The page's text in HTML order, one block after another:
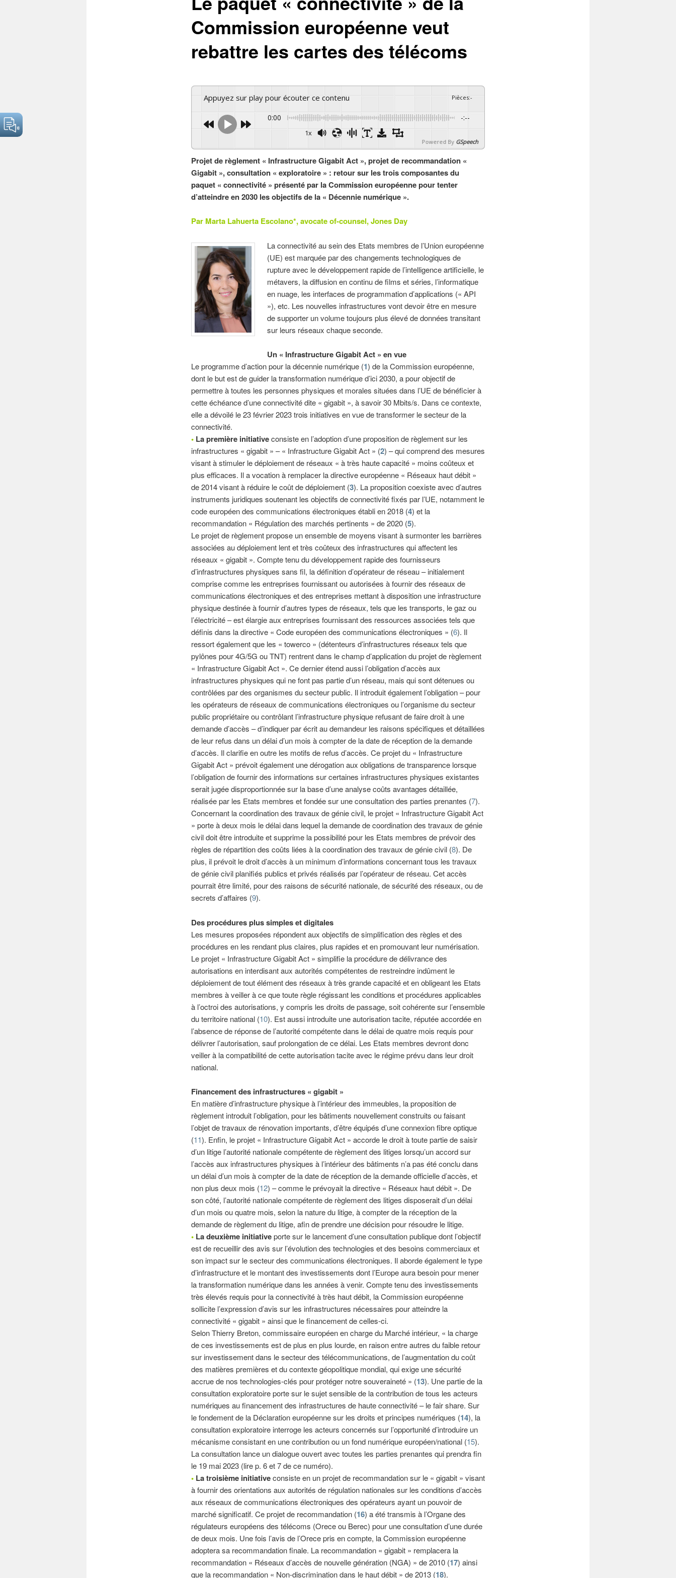
Commission européenne veut
rebattre les cartes des télécoms
Appuyez sur play pour écouter ce contenu Pièces:-
0:00 -:--
1x
Powered By GSpeech
Projet de règlement « Infrastructure Gigabit Act », projet de recommandation «
Gigabit », consultation « exploratoire » : retour sur les trois composantes du
paquet « connectivité » présenté par la Commission européenne pour tenter
d’atteindre en 2030 les objectifs de la « Décennie numérique ».
Par Marta Lahuerta Escolano*, avocate of-counsel, Jones Day
La connectivité au sein des Etats membres de l’Union européenne
(UE) est marquée par des changements technologiques de
rupture avec le développement rapide de l’intelligence artificielle, le
métavers, la diffusion en continu de films et séries, l’informatique
en nuage, les interfaces de programmation d’applications (« API
»), etc. Les nouvelles infrastructures vont devoir être en mesure
de supporter un volume toujours plus élevé de données transitant
sur leurs réseaux chaque seconde.
Un « Infrastructure Gigabit Act » en vue
Le programme d’action pour la décennie numérique (1) de la Commission européenne,
dont le but est de guider la transformation numérique d’ici 2030, a pour objectif de
permettre à toutes les personnes physiques et morales situées dans l’UE de bénéficier à
cette échéance d’une connectivité dite « gigabit », à savoir 30 Mbits/s. Dans ce contexte,
elle a dévoilé le 23 février 2023 trois initiatives en vue de transformer le secteur de la
connectivité.
• La première initiativeconsiste en l’adoption d’une proposition de règlement sur les
infrastructures « gigabit » – « Infrastructure Gigabit Act » (2) – qui comprend des mesures
visant à stimuler le déploiement de réseaux « à très haute capacité » moins coûteux et
plus efficaces. Il a vocation à remplacer la directive européenne « Réseaux haut débit »
de 2014 visant à réduire le coût de déploiement (3). La proposition coexiste avec d’autres
instruments juridiques soutenant les objectifs de connectivité fixés par l’UE, notamment le
code européen des communications électroniques établi en 2018 (4) et la
recommandation « Régulation des marchés pertinents » de 2020 (5).
Le projet de règlement propose un ensemble de moyens visant à surmonter les barrières
associées au déploiement lent et très coûteux des infrastructures qui affectent les
réseaux « gigabit ». Compte tenu du développement rapide des fournisseurs
d’infrastructures physiques sans fil, la définition d’opérateur de réseau – initialement
comprise comme les entreprises fournissant ou autorisées à fournir des réseaux de
communications électroniques et des entreprises mettant à disposition une infrastructure
physique destinée à fournir d’autres types de réseaux, tels que les transports, le gaz ou
l’électricité – est élargie aux entreprises fournissant des ressources associées tels que
définis dans la directive « Code européen des communications électroniques » (6). Il
ressort également que les « towerco » (détenteurs d’infrastructures réseaux tels que
pylônes pour 4G/5G ou TNT) rentrent dans le champ d’application du projet de règlement
« Infrastructure Gigabit Act ». Ce dernier étend aussi l’obligation d’accès aux
infrastructures physiques qui ne font pas partie d’un réseau, mais qui sont détenues ou
contrôlées par des organismes du secteur public. Il introduit également l’obligation – pour
les opérateurs de réseaux de communications électroniques ou l’organisme du secteur
public propriétaire ou contrôlant l’infrastructure physique refusant de faire droit à une
demande d’accès – d’indiquer par écrit au demandeur les raisons spécifiques et détaillées
de leur refus dans un délai d’un mois à compter de la date de réception de la demande
d’accès. Il clarifie en outre les motifs de refus d’accès. Ce projet du « Infrastructure
Gigabit Act » prévoit également une dérogation aux obligations de transparence lorsque
l’obligation de fournir des informations sur certaines infrastructures physiques existantes
serait jugée disproportionnée sur la base d’une analyse coûts avantages détaillée,
réalisée par les Etats membres et fondée sur une consultation des parties prenantes (7).
Concernant la coordination des travaux de génie civil, le projet « Infrastructure Gigabit Act
» porte à deux mois le délai dans lequel la demande de coordination des travaux de génie
civil doit être introduite et supprime la possibilité pour les Etats membres de prévoir des
règles de répartition des coûts liées à la coordination des travaux de génie civil (8). De
plus, il prévoit le droit d’accès à un minimum d’informations concernant tous les travaux
de génie civil planifiés publics et privés réalisés par l’opérateur de réseau. Cet accès
pourrait être limité, pour des raisons de sécurité nationale, de sécurité des réseaux, ou de
secrets d’affaires (9).
Des procédures plus simples et digitales
Les mesures proposées répondent aux objectifs de simplification des règles et des
procédures en les rendant plus claires, plus rapides et en promouvant leur numérisation.
Le projet « Infrastructure Gigabit Act » simplifie la procédure de délivrance des
autorisations en interdisant aux autorités compétentes de restreindre indûment le
déploiement de tout élément des réseaux à très grande capacité et en obligeant les Etats
membres à veiller à ce que toute règle régissant les conditions et procédures applicables
à l’octroi des autorisations, y compris les droits de passage, soit cohérente sur l’ensemble
du territoire national (10). Est aussi introduite une autorisation tacite, réputée accordée en
l’absence de réponse de l’autorité compétente dans le délai de quatre mois requis pour
délivrer l’autorisation, sauf prolongation de ce délai. Les Etats membres devront donc
veiller à la compatibilité de cette autorisation tacite avec le régime prévu dans leur droit
national.
Financement des infrastructures « gigabit »
En matière d’infrastructure physique à l’intérieur des immeubles, la proposition de
règlement introduit l’obligation, pour les bâtiments nouvellement construits ou faisant
l’objet de travaux de rénovation importants, d’être équipés d’une connexion fibre optique
(11). Enfin, le projet « Infrastructure Gigabit Act » accorde le droit à toute partie de saisir
d’un litige l’autorité nationale compétente de règlement des litiges lorsqu’un accord sur
l’accès aux infrastructures physiques à l’intérieur des bâtiments n’a pas été conclu dans
un délai d’un mois à compter de la date de réception de la demande officielle d’accès, et
non plus deux mois (12) – comme le prévoyait la directive « Réseaux haut débit ». De
son côté, l’autorité nationale compétente de règlement des litiges disposerait d’un délai
d’un mois ou quatre mois, selon la nature du litige, à compter de la réception de la
demande de règlement du litige, afin de prendre une décision pour résoudre le litige.
•La deuxième initiativeporte sur le lancement d’une consultation publique dont l’objectif
est de recueillir des avis sur l’évolution des technologies et des besoins commerciaux et
son impact sur le secteur des communications électroniques. Il aborde également le type
d’infrastructure et le montant des investissements dont l’Europe aura besoin pour mener
la transformation numérique dans les années à venir. Compte tenu des investissements
très élevés requis pour la connectivité à très haut débit, la Commission européenne
sollicite l’expression d’avis sur les infrastructures nécessaires pour atteindre la
connectivité « gigabit » ainsi que le financement de celles-ci.
Selon Thierry Breton, commissaire européen en charge du Marché intérieur, « la charge
de ces investissements est de plus en plus lourde, en raison entre autres du faible retour
sur investissement dans le secteur des télécommunications, de l’augmentation du coût
des matières premières et du contexte géopolitique mondial, qui exige une sécurité
accrue de nos technologies-clés pour protéger notre souveraineté » (13). Une partie de la
consultation exploratoire porte sur le sujet sensible de la contribution de tous les acteurs
numériques au financement des infrastructures de haute connectivité – le fair share. Sur
le fondement de la Déclaration européenne sur les droits et principes numériques (14), la
consultation exploratoire interroge les acteurs concernés sur l’opportunité d’introduire un
mécanisme consistant en une contribution ou un fond numérique européen/national (15).
La consultation lance un dialogue ouvert avec toutes les parties prenantes qui prendra fin
le 19 mai 2023 (lire p. 6 et 7 de ce numéro).
•La troisième initiativeconsiste en un projet de recommandation sur le « gigabit » visant
à fournir des orientations aux autorités de régulation nationales sur les conditions d’accès
aux réseaux de communications électroniques des opérateurs ayant un pouvoir de
marché significatif. Ce projet de recommandation (16) a été transmis à l’Organe des
régulateurs européens des télécoms (Orece ou Berec) pour une consultation d’une durée
de deux mois. Une fois l’avis de l’Orece pris en compte, la Commission européenne
adoptera sa recommandation finale. La recommandation « gigabit » remplacera la
recommandation « Réseaux d’accès de nouvelle génération (NGA) » de 2010 (17) ainsi
que la recommandation « Non-discrimination dans le haut débit » de 2013 (18).